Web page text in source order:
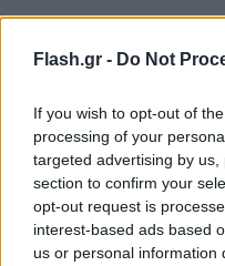
Flash.gr - Do Not
If you wish to opt-out of
processing of your
targeted advertising by
section to confirm your
opt-out request is
interest-based ads based
us or personal information